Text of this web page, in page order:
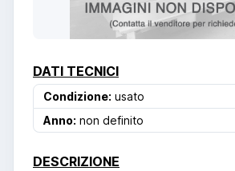
DATI TECNICI
Condizione: usato
Anno: non definito
DESCRIZIONE